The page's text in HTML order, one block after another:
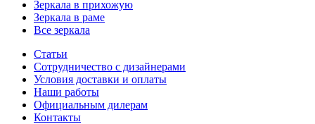
Зеркала в прихожую
Зеркала в раме
Все зеркала
Статьи
Сотрудничество с дизайнерами
Условия доставки и оплаты
Наши работы
Официальным дилерам
Контакты